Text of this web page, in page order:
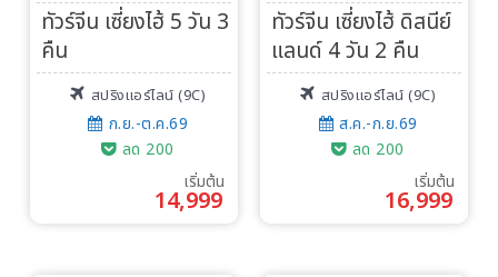
ทัวร์จีน เซี่ยงไฮ้ 5 วัน 3
คืน
สปริงแอร์ไลน์ (9C)
ก.ย.-ต.ค.69
ลด 200
เริ่มต้น
14,999
ทัวร์จีน เซี่ยงไฮ้ ดิสนีย์
แลนด์ 4 วัน 2 คืน
สปริงแอร์ไลน์ (9C)
ส.ค.-ก.ย.69
ลด 200
เริ่มต้น
16,999